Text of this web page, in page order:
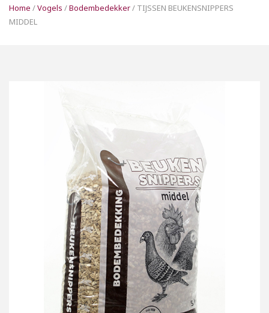
Home /Vogels /Bodembedekker/ TIJSSEN BEUKENSNIPPERS
MIDDEL